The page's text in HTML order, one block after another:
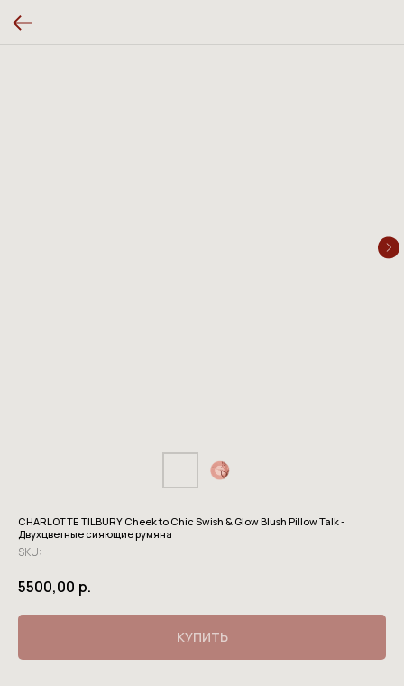
CHARLOTTE TILBURY Cheek to Chic Swish & Glow Blush Pillow Talk -
Двухцветные сияющие румяна
SKU:
5500,00 р.
КУПИТЬ